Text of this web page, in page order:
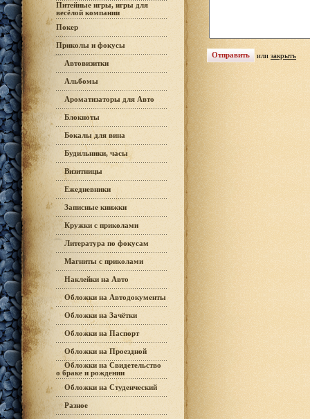
Питейные игры, игры для
весёлой компании
Покер
Приколы и фокусы
Автовизитки
Альбомы
Ароматизаторы для Авто
Блокноты
Бокалы для вина
Будильники, часы
Визитницы
Ежедневники
Записные книжки
Кружки с приколами
Литература по фокусам
Магниты с приколами
Наклейки на Авто
Обложки на Автодокументы
Обложки на Зачётки
Обложки на Паспорт
Обложки на Проездной
Обложки на Свидетельство
о браке и рождении
Обложки на Студенческий
Разное
или закрыть